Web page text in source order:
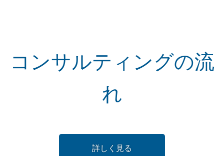
コンサルティングの流
れ
詳しく見る